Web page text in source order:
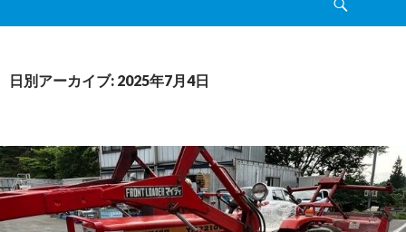
へ
ッ
日別アーカイブ: 2025年7月4日